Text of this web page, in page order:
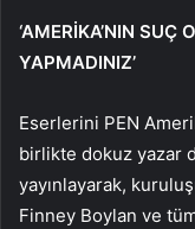
‘AMERİKA’NIN SUÇ
YAPMADINIZ’
Eserlerini PEN
birlikte dokuz yazar
yayınlayarak,
Finney Boylan ve